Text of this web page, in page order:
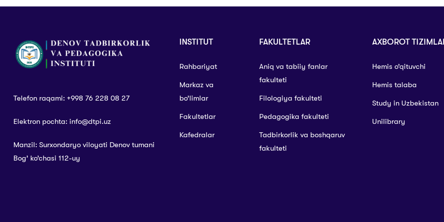
Telefon raqami: +998 76 228 08 27
Elektron pochta: info@dtpi.uz
Manzil: Surxondaryo viloyati Denov tumani
Bog’ ko’chasi 112-uy
INSTITUT
Rahbariyat
Markaz va
bo’limlar
Fakultetlar
Kafedralar
FAKULTETLAR
Aniq va tabiiy fanlar
fakulteti
Filologiya fakulteti
Pedagogika fakulteti
Tadbirkorlik va boshqaruv
fakulteti
AXBOROT
Hemis o’qituvchi
Hemis talaba
Study in Uzbekistan
Unilibrary